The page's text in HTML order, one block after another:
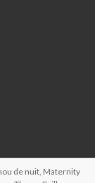
de nuit, Maternity